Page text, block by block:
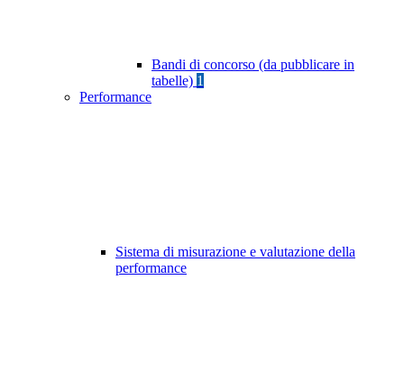
Bandi di concorso (da pubblicare in
tabelle) 1
Performance
Sistema di misurazione e valutazione della
performance